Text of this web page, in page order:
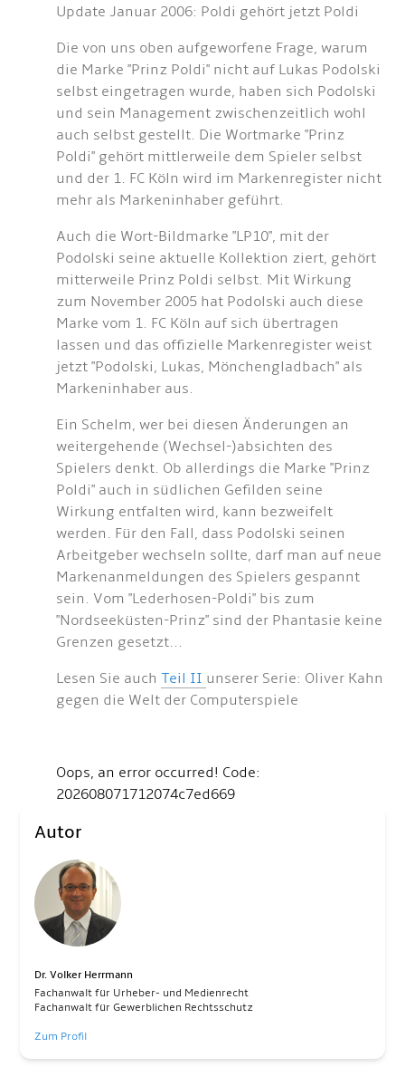
Autor
Dr. Volker Herrmann
Fachanwalt für Urheber- und Medienrecht
Fachanwalt für Gewerblichen Rechtsschutz
Zum Profil
Update Januar 2006: Poldi gehört jetzt Poldi
Die von uns oben aufgeworfene Frage, warum
die Marke "Prinz Poldi" nicht auf Lukas Podolski
selbst eingetragen wurde, haben sich Podolski
und sein Management zwischenzeitlich wohl
auch selbst gestellt. Die Wortmarke "Prinz
Poldi" gehört mittlerweile dem Spieler selbst
und der 1. FC Köln wird im Markenregister nicht
mehr als Markeninhaber geführt.
Auch die Wort-Bildmarke "LP10", mit der
Podolski seine aktuelle Kollektion ziert, gehört
mitterweile Prinz Poldi selbst. Mit Wirkung
zum November 2005 hat Podolski auch diese
Marke vom 1. FC Köln auf sich übertragen
lassen und das offizielle Markenregister weist
jetzt "Podolski, Lukas, Mönchengladbach" als
Markeninhaber aus.
Ein Schelm, wer bei diesen Änderungen an
weitergehende (Wechsel-)absichten des
Spielers denkt. Ob allerdings die Marke "Prinz
Poldi" auch in südlichen Gefilden seine
Wirkung entfalten wird, kann bezweifelt
werden. Für den Fall, dass Podolski seinen
Arbeitgeber wechseln sollte, darf man auf neue
Markenanmeldungen des Spielers gespannt
sein. Vom "Lederhosen-Poldi" bis zum
"Nordseeküsten-Prinz" sind der Phantasie keine
Grenzen gesetzt...
Lesen Sie auchTeil II unserer Serie: Oliver Kahn
gegen die Welt der Computerspiele
Oops, an error occurred! Code:
202608071712074c7ed669